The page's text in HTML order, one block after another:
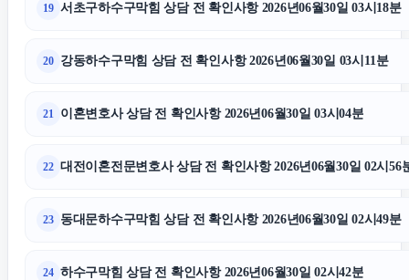
19 서초구하수구막힘 상담 전 확인사항 2026년06월30일 03시18분
20 강동하수구막힘 상담 전 확인사항 2026년06월30일 03시11분
21 이혼변호사 상담 전 확인사항 2026년06월30일 03시04분
22 대전이혼전문변호사 상담 전 확인사항 2026년06월30일 02시56
23 동대문하수구막힘 상담 전 확인사항 2026년06월30일 02시49분
24 하수구막힘 상담 전 확인사항 2026년06월30일 02시42분